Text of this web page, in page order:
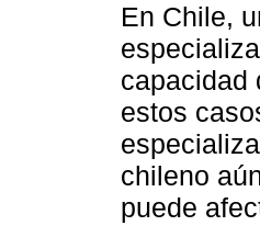
En Chile,
capacidad
estos
chileno
puede